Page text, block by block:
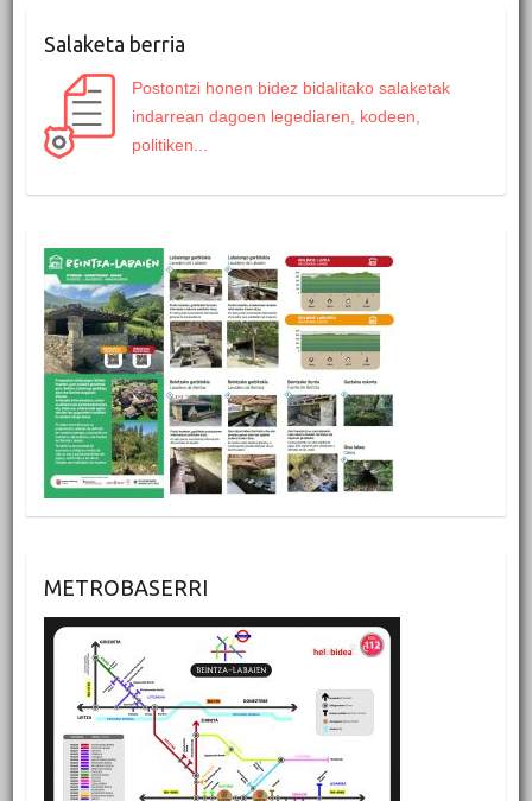
Salaketa berria
Postontzi honen bidez bidalitako salaketak
indarrean dagoen legediaren, kodeen,
politiken...
METROBASERRI